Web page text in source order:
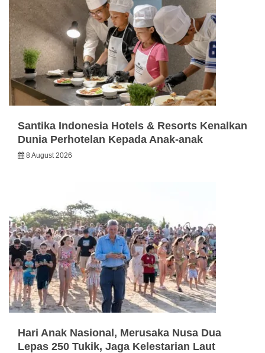
Santika Indonesia Hotels & Resorts Kenalkan
Dunia Perhotelan Kepada Anak-anak
8 August 2026
Hari Anak Nasional, Merusaka Nusa Dua
Lepas 250 Tukik, Jaga Kelestarian Laut